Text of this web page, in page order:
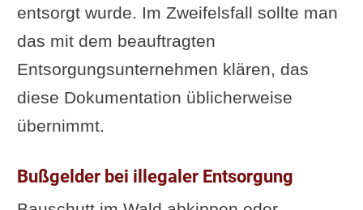
entsorgt wurde. Im Zweifelsfall sollte man
das mit dem beauftragten
Entsorgungsunternehmen klären, das
diese Dokumentation üblicherweise
übernimmt.
Bußgelder bei illegaler Entsorgung